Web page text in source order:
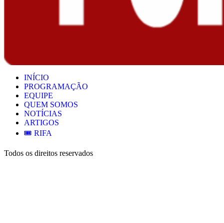
INÍCIO
PROGRAMAÇÃO
EQUIPE
QUEM SOMOS
NOTÍCIAS
ARTIGOS
🎟️ RIFA
Todos os direitos reservados